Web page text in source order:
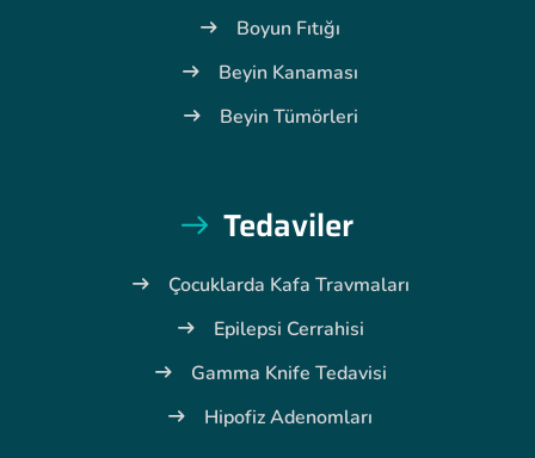
Boyun Fıtığı
Beyin Kanaması
Beyin Tümörleri
Tedaviler
Çocuklarda Kafa Travmaları
Epilepsi Cerrahisi
Gamma Knife Tedavisi
Hipofiz Adenomları